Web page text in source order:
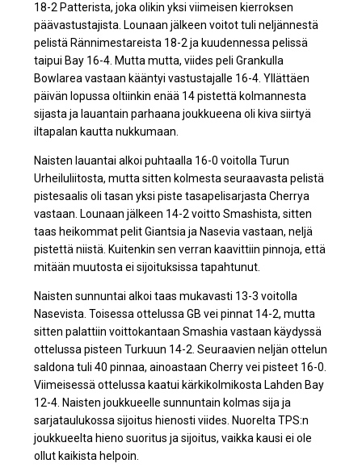
18-2 Patterista, joka olikin yksi viimeisen kierroksen
päävastustajista. Lounaan jälkeen voitot tuli neljännestä
pelistä Rännimestareista 18-2 ja kuudennessa pelissä
taipui Bay 16-4. Mutta mutta, viides peli Grankulla
Bowlarea vastaan kääntyi vastustajalle 16-4. Yllättäen
päivän lopussa oltiinkin enää 14 pistettä kolmannesta
sijasta ja lauantain parhaana joukkueena oli kiva siirtyä
iltapalan kautta nukkumaan.
Naisten lauantai alkoi puhtaalla 16-0 voitolla Turun
Urheiluliitosta, mutta sitten kolmesta seuraavasta pelistä
pistesaalis oli tasan yksi piste tasapelisarjasta Cherrya
vastaan. Lounaan jälkeen 14-2 voitto Smashista, sitten
taas heikommat pelit Giantsia ja Nasevia vastaan, neljä
pistettä niistä. Kuitenkin sen verran kaavittiin pinnoja, että
mitään muutosta ei sijoituksissa tapahtunut.
Naisten sunnuntai alkoi taas mukavasti 13-3 voitolla
Nasevista. Toisessa ottelussa GB vei pinnat 14-2, mutta
sitten palattiin voittokantaan Smashia vastaan käydyssä
ottelussa pisteen Turkuun 14-2. Seuraavien neljän ottelun
saldona tuli 40 pinnaa, ainoastaan Cherry vei pisteet 16-0.
Viimeisessä ottelussa kaatui kärkikolmikosta Lahden Bay
12-4. Naisten joukkueelle sunnuntain kolmas sija ja
sarjataulukossa sijoitus hienosti viides. Nuorelta TPS:n
joukkueelta hieno suoritus ja sijoitus, vaikka kausi ei ole
ollut kaikista helpoin.